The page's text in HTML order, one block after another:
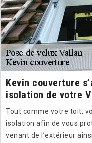
Kevin couverture
isolation de votre
Tout comme votre toit,
isolation afin de vous
venant de l’extérieur